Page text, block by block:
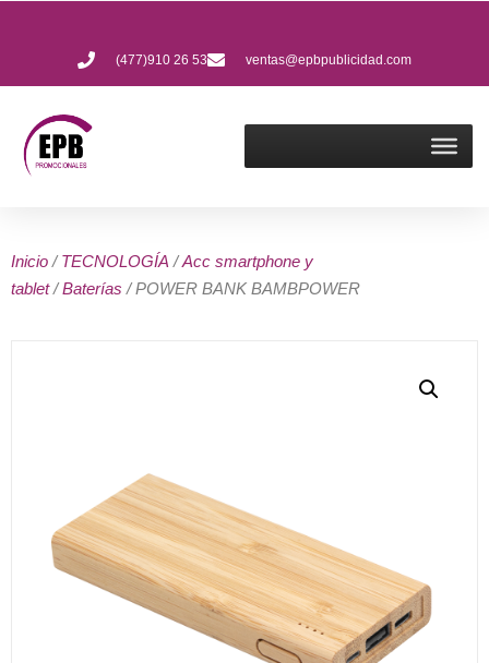
(477)910 26 53 ventas@epbpublicidad.com
Inicio /TECNOLOGÍA /Acc smartphone y
tablet/Baterías / POWER BANK BAMBPOWER